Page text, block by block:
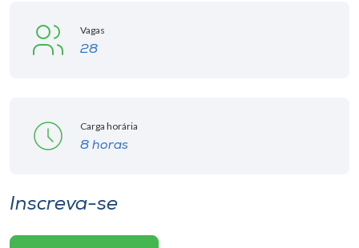
Vagas
28
Carga horária
8 horas
Inscreva-se